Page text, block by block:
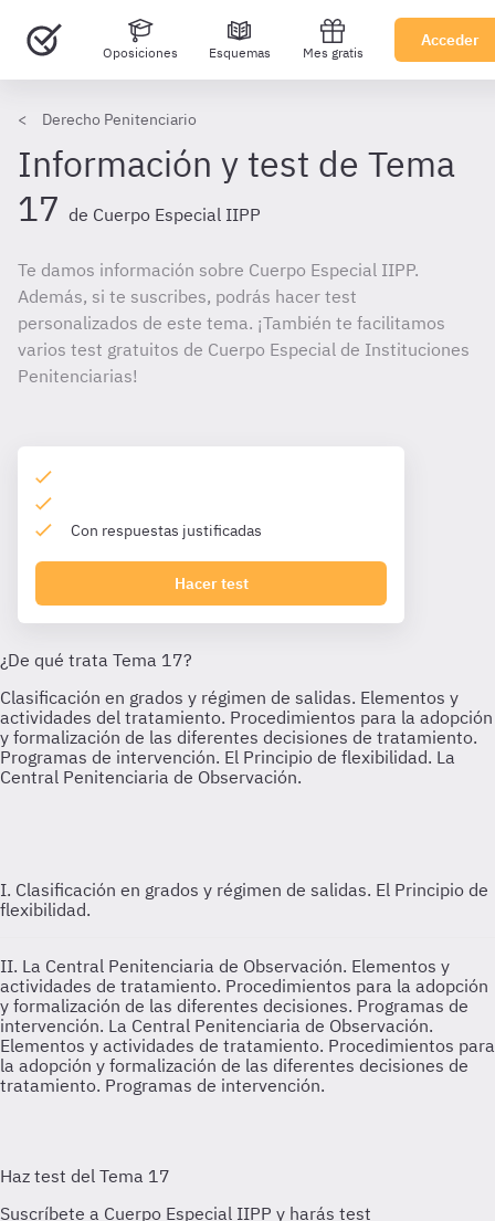
Oposiciones Esquemas Mes gratis
Acceder
Derecho Penitenciario
Información y test de Tema
17 de Cuerpo Especial IIPP
Te damos información sobre Cuerpo Especial IIPP.
Además, si te suscribes, podrás hacer test
personalizados de este tema. ¡También te facilitamos
varios test gratuitos de Cuerpo Especial de Instituciones
Penitenciarias!
Con respuestas justificadas
Hacer test
I. Clasificación en grados y régimen de salidas. El Principio de
flexibilidad.
II. La Central Penitenciaria de Observación. Elementos y
actividades de tratamiento. Procedimientos para la adopción
y formalización de las diferentes decisiones. Programas de
intervención. La Central Penitenciaria de Observación.
Elementos y actividades de tratamiento. Procedimientos para
la adopción y formalización de las diferentes decisiones de
tratamiento. Programas de intervención.